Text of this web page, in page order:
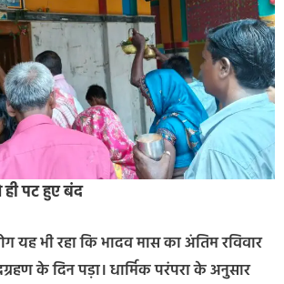
पट हुए बंद
यह भी रहा कि भादव मास का अंतिम रविवार
के दिन पड़ा। धार्मिक परंपरा के अनुसार